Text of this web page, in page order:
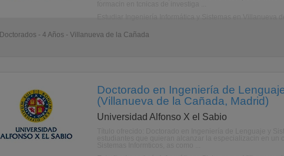
Doctorados - 4 Años - Villanueva de la Cañada
Doctorado en Ingeniería de
(Villanueva de la Cañada, Madrid)
Universidad Alfonso X el Sabio